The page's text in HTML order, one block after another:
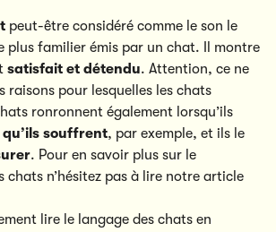
peut-être considéré comme le son le
plus familier émis par un chat. Il montre
satisfait et détendu. Attention, ce ne
raisons pour lesquelles les chats
ronronnent également lorsqu’ils
souffrent, par exemple, et ils le
. Pour en savoir plus sur le
chats n’hésitez pas à lire notre article
lire le langage des chats en